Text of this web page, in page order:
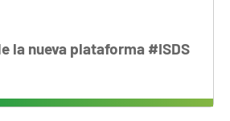
la nueva plataforma #ISDS